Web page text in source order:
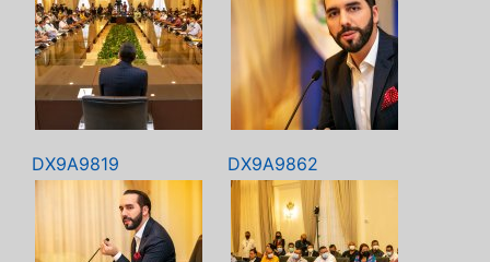
DX9A9819 DX9A9862